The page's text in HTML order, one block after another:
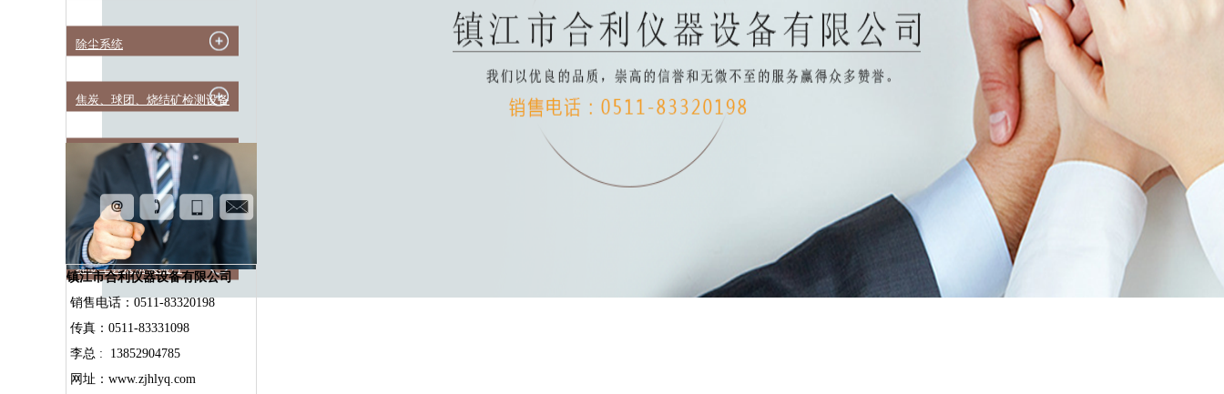
除尘系统
焦炭、球团、烧结矿检测设备
煤炭物理性能检测设备
实验高温设备
辅助工具及试实验台
镇江市合利仪器设备有限公司
销售电话：0511-83320198
传真：0511-83331098
李总 : 13852904785
网址：www.zjhlyq.com